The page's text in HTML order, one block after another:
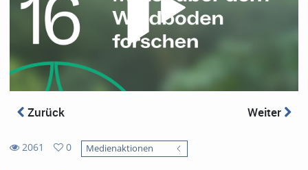
Zurück Weiter
2061
0
Medienaktionen